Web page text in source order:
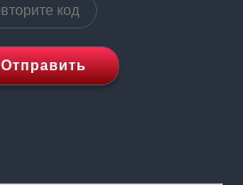
Отправить